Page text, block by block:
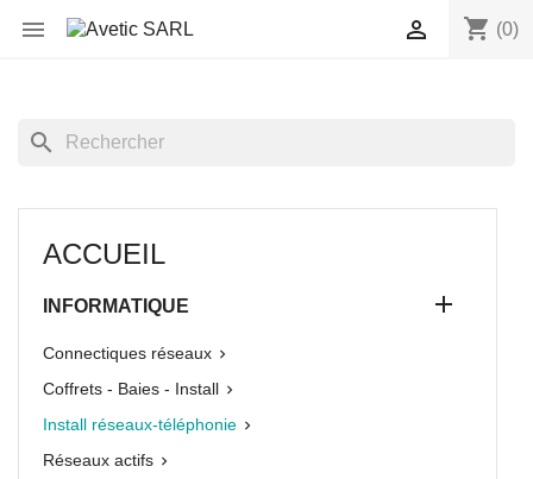
 shopping_cart (0)

search
ACCUEIL
INFORMATIQUE 
Connectiques réseaux 
Coffrets - Baies - Install 
Install réseaux-téléphonie 
Réseaux actifs 